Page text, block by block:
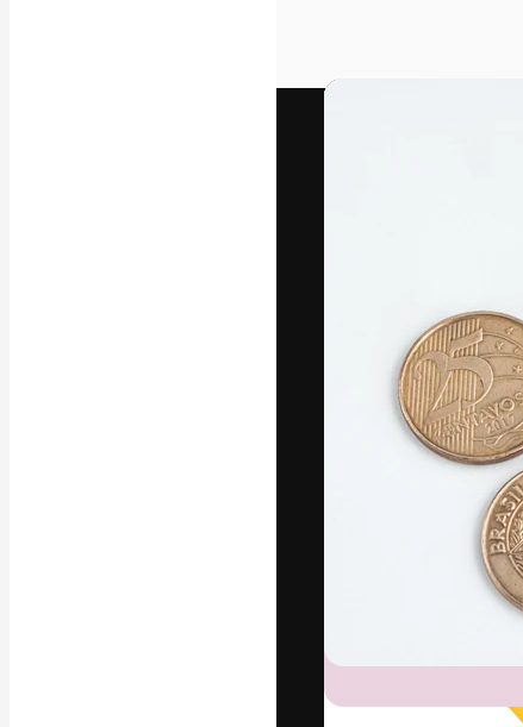
動画
最高のクリ
ットフォー
店、スタジ
います。
日本語